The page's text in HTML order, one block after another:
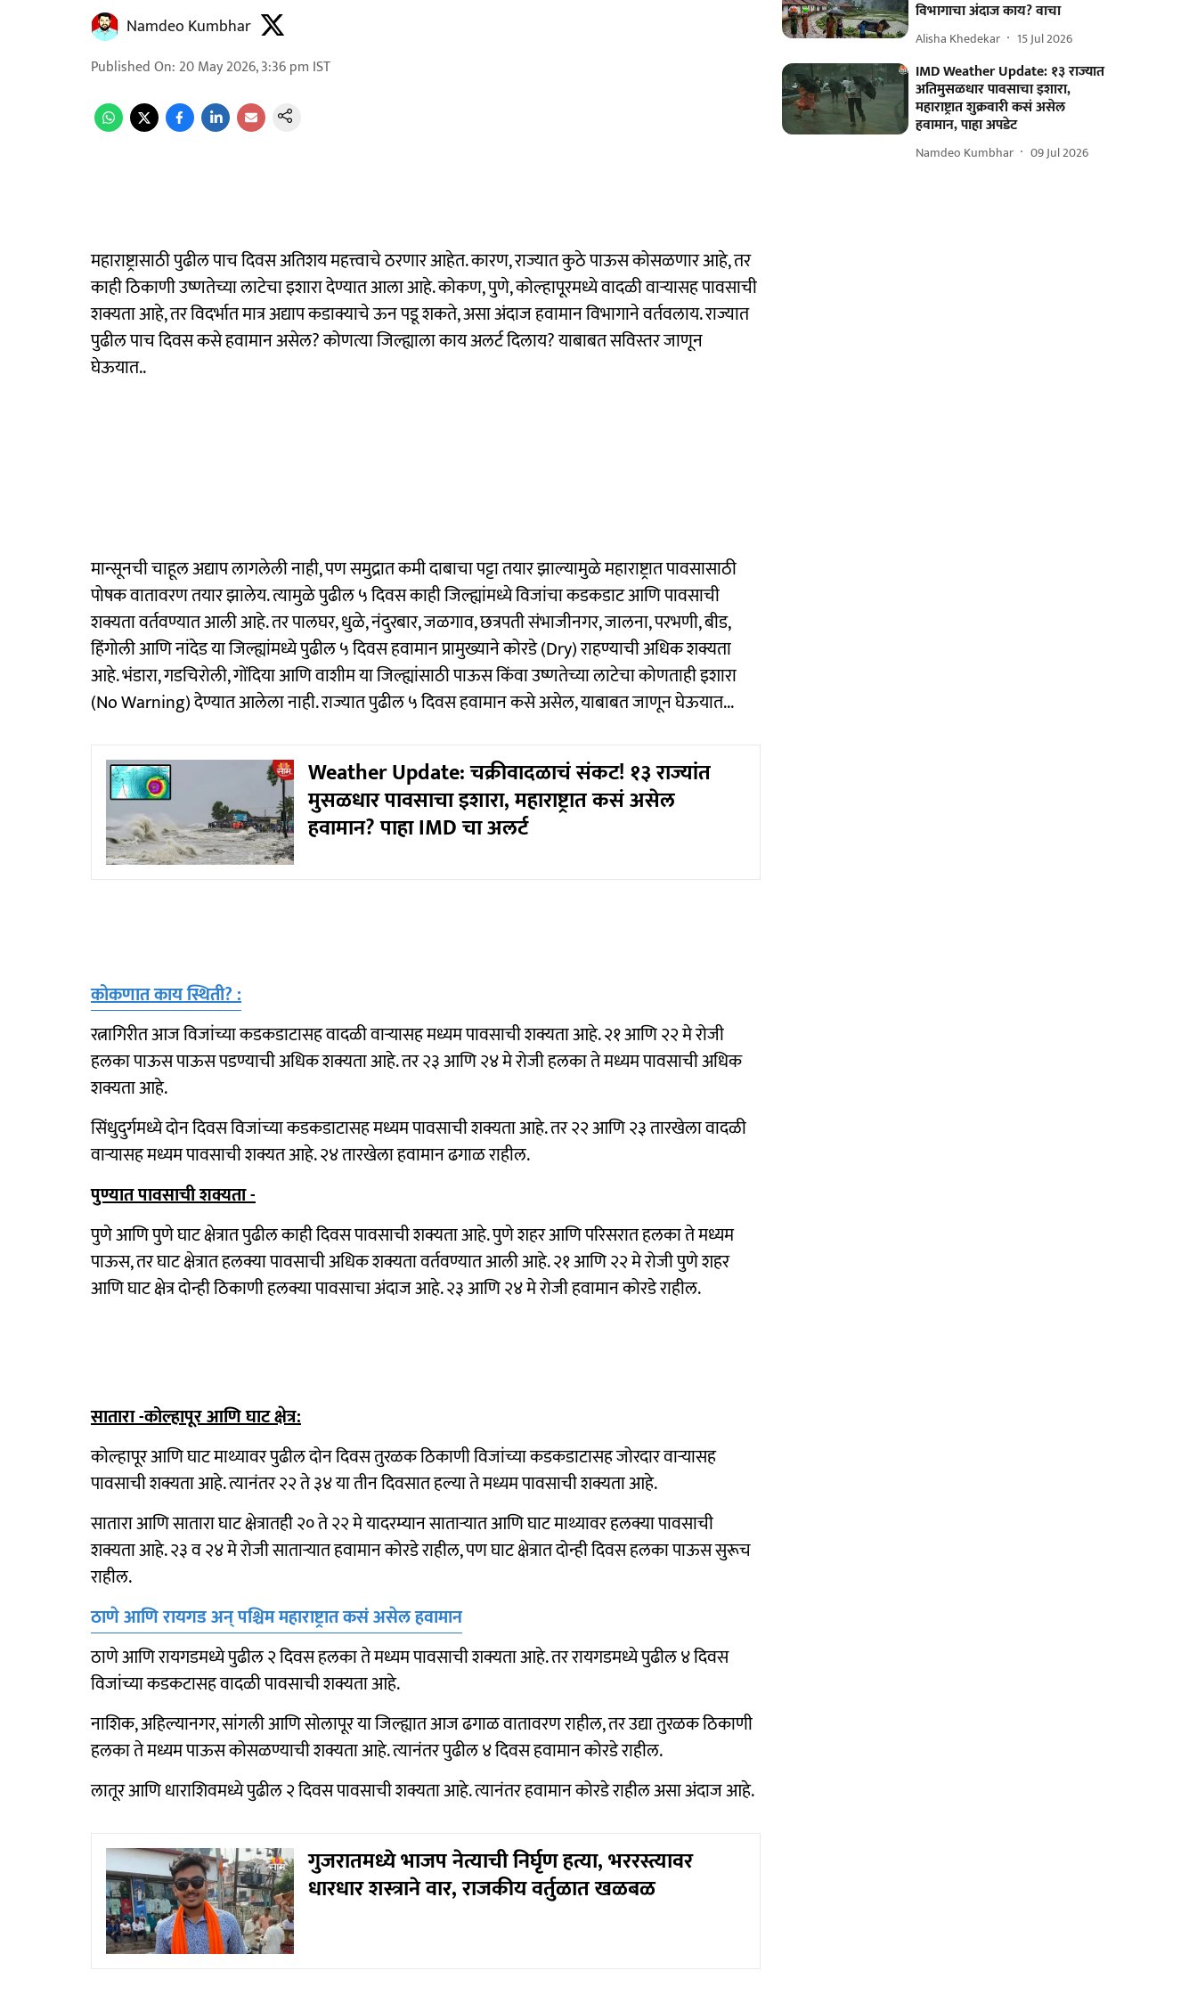
Namdeo Kumbhar
Published On: 20 May 2026, 3:36 pm IST
महाराष्ट्रासाठी पुढील पाच दिवस अतिशय महत्त्वाचे ठरणार आहेत. कारण, राज्यात कुठे पाऊस कोसळणार आहे, तर
काही ठिकाणी उष्णतेच्या लाटेचा इशारा देण्यात आला आहे. कोकण, पुणे, कोल्हापूरमध्ये वादळी वाऱ्यासह पावसाची
शक्यता आहे, तर विदर्भात मात्र अद्याप कडाक्याचे ऊन पडू शकते, असा अंदाज हवामान विभागाने वर्तवलाय. राज्यात
पुढील पाच दिवस कसे हवामान असेल? कोणत्या जिल्ह्याला काय अलर्ट दिलाय? याबाबत सविस्तर जाणून
घेऊयात..
मान्सूनची चाहूल अद्याप लागलेली नाही, पण समुद्रात कमी दाबाचा पट्टा तयार झाल्यामुळे महाराष्ट्रात पावसासाठी
पोषक वातावरण तयार झालेय. त्यामुळे पुढील ५ दिवस काही जिल्ह्यांमध्ये विजांचा कडकडाट आणि पावसाची
शक्यता वर्तवण्यात आली आहे. तर पालघर, धुळे, नंदुरबार, जळगाव, छत्रपती संभाजीनगर, जालना, परभणी, बीड,
हिंगोली आणि नांदेड या जिल्ह्यांमध्ये पुढील ५ दिवस हवामान प्रामुख्याने कोरडे (Dry) राहण्याची अधिक शक्यता
आहे. भंडारा, गडचिरोली, गोंदिया आणि वाशीम या जिल्ह्यांसाठी पाऊस किंवा उष्णतेच्या लाटेचा कोणताही इशारा
(No Warning) देण्यात आलेला नाही. राज्यात पुढील ५ दिवस हवामान कसे असेल, याबाबत जाणून घेऊयात...
Weather Update: चक्रीवादळाचं संकट! १३ राज्यांत
मुसळधार पावसाचा इशारा, महाराष्ट्रात कसं असेल
हवामान? पाहा IMD चा अलर्ट
कोकणात काय स्थिती? :
रत्नागिरीत आज विजांच्या कडकडाटासह वादळी वाऱ्यासह मध्यम पावसाची शक्यता आहे. २१ आणि २२ मे रोजी
हलका पाऊस पाऊस पडण्याची अधिक शक्यता आहे. तर २३ आणि २४ मे रोजी हलका ते मध्यम पावसाची अधिक
शक्यता आहे.
सिंधुदुर्गमध्ये दोन दिवस विजांच्या कडकडाटासह मध्यम पावसाची शक्यता आहे. तर २२ आणि २३ तारखेला वादळी
वाऱ्यासह मध्यम पावसाची शक्यत आहे. २४ तारखेला हवामान ढगाळ राहील.
पुण्यात पावसाची शक्यता -
पुणे आणि पुणे घाट क्षेत्रात पुढील काही दिवस पावसाची शक्यता आहे. पुणे शहर आणि परिसरात हलका ते मध्यम
पाऊस, तर घाट क्षेत्रात हलक्या पावसाची अधिक शक्यता वर्तवण्यात आली आहे. २१ आणि २२ मे रोजी पुणे शहर
आणि घाट क्षेत्र दोन्ही ठिकाणी हलक्या पावसाचा अंदाज आहे. २३ आणि २४ मे रोजी हवामान कोरडे राहील.
सातारा -कोल्हापूर आणि घाट क्षेत्र:
कोल्हापूर आणि घाट माथ्यावर पुढील दोन दिवस तुरळक ठिकाणी विजांच्या कडकडाटासह जोरदार वाऱ्यासह
पावसाची शक्यता आहे. त्यानंतर २२ ते ३४ या तीन दिवसात हल्या ते मध्यम पावसाची शक्यता आहे.
सातारा आणि सातारा घाट क्षेत्रातही २० ते २२ मे यादरम्यान साताऱ्यात आणि घाट माथ्यावर हलक्या पावसाची
शक्यता आहे. २३ व २४ मे रोजी साताऱ्यात हवामान कोरडे राहील, पण घाट क्षेत्रात दोन्ही दिवस हलका पाऊस सुरूच
राहील.
ठाणे आणि रायगड अन् पश्चिम महाराष्ट्रात कसं असेल हवामान
ठाणे आणि रायगडमध्ये पुढील २ दिवस हलका ते मध्यम पावसाची शक्यता आहे. तर रायगडमध्ये पुढील ४ दिवस
विजांच्या कडकटासह वादळी पावसाची शक्यता आहे.
नाशिक, अहिल्यानगर, सांगली आणि सोलापूर या जिल्ह्यात आज ढगाळ वातावरण राहील, तर उद्या तुरळक ठिकाणी
हलका ते मध्यम पाऊस कोसळण्याची शक्यता आहे. त्यानंतर पुढील ४ दिवस हवामान कोरडे राहील.
लातूर आणि धाराशिवमध्ये पुढील २ दिवस पावसाची शक्यता आहे. त्यानंतर हवामान कोरडे राहील असा अंदाज आहे.
गुजरातमध्ये भाजप नेत्याची निर्घृण हत्या, भररस्त्यावर
धारधार शस्त्राने वार, राजकीय वर्तुळात खळबळ
विभागाचा अंदाज काय? वाचा
Alisha Khedekar 15 Jul 2026
IMD Weather Update: १३ राज्यात
अतिमुसळधार पावसाचा इशारा,
महाराष्ट्रात शुक्रवारी कसं असेल
हवामान, पाहा अपडेट
Namdeo Kumbhar 09 Jul 2026